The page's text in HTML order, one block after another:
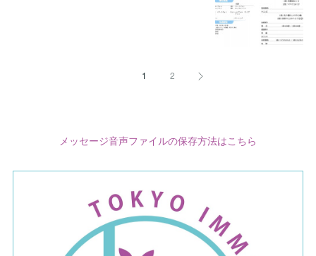
1 2
メッセージ音声ファイルの保存方法はこちら